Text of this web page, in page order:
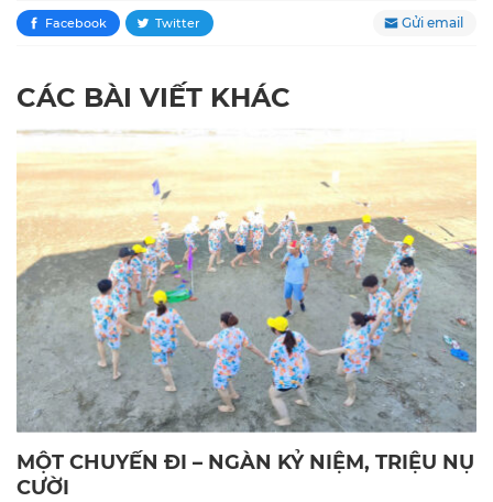
Facebook Twitter Gửi email
CÁC BÀI VIẾT KHÁC
MỘT CHUYẾN ĐI – NGÀN KỶ NIỆM, TRIỆU NỤ
CƯỜI